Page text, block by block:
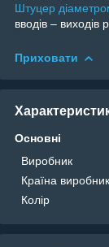
Штуцер
вводів – виходів
Приховати
Основні
Виробник
Країна виробник
Колір